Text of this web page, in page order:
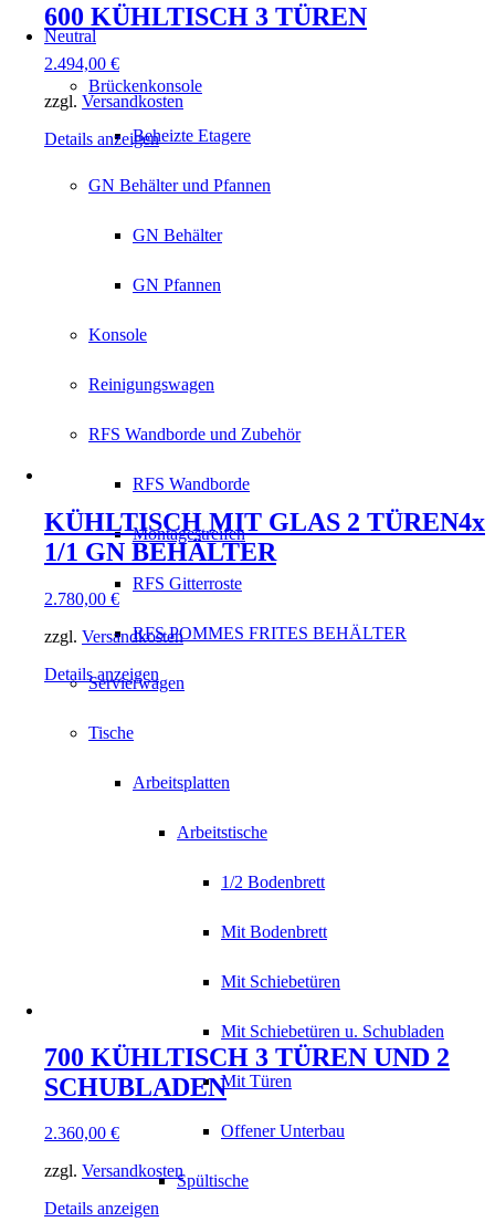
Neutral
Brückenkonsole
Beheizte Etagere
GN Behälter und Pfannen
GN Behälter
GN Pfannen
Konsole
Reinigungswagen
RFS Wandborde und Zubehör
RFS Wandborde
Montagestreifen
RFS Gitterroste
RFS POMMES FRITES BEHÄLTER
Servierwagen
Tische
Arbeitsplatten
Arbeitstische
1/2 Bodenbrett
Mit Bodenbrett
Mit Schiebetüren
Mit Schiebetüren u. Schubladen
Mit Türen
Offener Unterbau
Spültische
600 KÜHLTISCH 3 TÜREN
2.494,00 €
zzgl. Versandkosten
Details anzeigen
KÜHLTISCH MIT GLAS 2 TÜREN4x
1/1 GN BEHÄLTER
2.780,00 €
zzgl. Versandkosten
Details anzeigen
700 KÜHLTISCH 3 TÜREN UND 2
SCHUBLADEN
2.360,00 €
zzgl. Versandkosten
Details anzeigen